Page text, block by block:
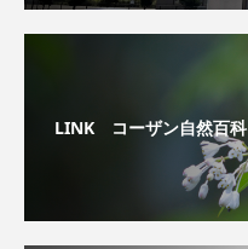
LINK コーザン自然百科